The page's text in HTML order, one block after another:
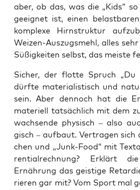
aber, ob das, was die „Kids“
geeig­net ist, einen
kom­ple­xe Hirn­struk­tur
Wei­zen-Aus­zugs­mehl, alles
Süßig­kei­ten selbst, das meis­te
Sicher, der flot­te Spruch
dürf­te mate­ria­lis­tisch und
sein. Aber den­noch hat die
mate­ri­ell tat­säch­lich mit dem
wach­sen­de phy­sisch – also
gisch – auf­baut. Ver­tra­gen
chen und „Junk-Food“ mit
ren­ti­al­rech­nung? Erklärt
Ernäh­rung das geis­ti­ge
rie­ren gar mit? Vom Sport mal